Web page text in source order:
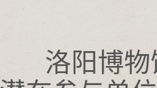
洛阳博物